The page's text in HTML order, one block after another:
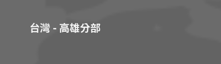
台灣 - 高雄分部